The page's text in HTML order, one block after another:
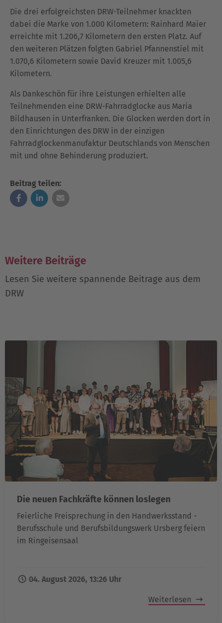
Die drei erfolgreichsten DRW-Teilnehmer knackten
dabei die Marke von 1.000 Kilometern: Rainhard Maier
erreichte mit 1.206,7 Kilometern den ersten Platz. Auf
den weiteren Plätzen folgten Gabriel Pfannenstiel mit
1.070,6 Kilometern sowie David Kreuzer mit 1.005,6
Kilometern.
Als Dankeschön für ihre Leistungen erhielten alle
Teilnehmenden eine DRW-Fahrradglocke aus Maria
Bildhausen in Unterfranken. Die Glocken werden dort in
den Einrichtungen des DRW in der einzigen
Fahrradglockenmanufaktur Deutschlands von Menschen
mit und ohne Behinderung produziert.
Beitrag teilen:
Weitere Beiträge
Lesen Sie weitere spannende Beitrage aus dem
DRW
Die neuen Fachkräfte können loslegen
Feierliche Freisprechung in den Handwerksstand -
Berufsschule und Berufsbildungswerk Ursberg feiern
im Ringeisensaal
04. August 2026, 13:26 Uhr
Weiterlesen